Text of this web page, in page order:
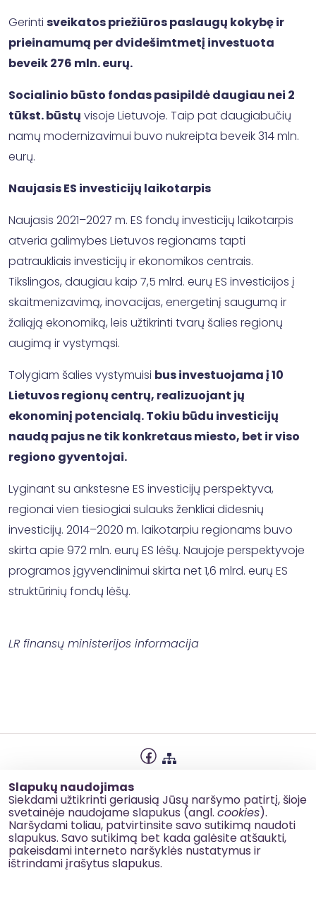
Slapukų naudojimas
Siekdami užtikrinti geriausią Jūsų naršymo patirtį, šioje
svetainėje naudojame slapukus (angl. cookies).
Naršydami toliau, patvirtinsite savo sutikimą naudoti
slapukus. Savo sutikimą bet kada galėsite atšaukti,
pakeisdami interneto naršyklės nustatymus ir
ištrindami įrašytus slapukus.
Gerinti sveikatos priežiūros paslaugų kokybę ir
prieinamumą per dvidešimtmetį investuota
beveik 276 mln. eurų.
Socialinio būsto fondas pasipildė daugiau nei 2
tūkst. būstų visoje Lietuvoje. Taip pat daugiabučių
namų modernizavimui buvo nukreipta beveik 314 mln.
eurų.
Naujasis ES investicijų laikotarpis
Naujasis 2021–2027 m. ES fondų investicijų laikotarpis
atveria galimybes Lietuvos regionams tapti
patraukliais investicijų ir ekonomikos centrais.
Tikslingos, daugiau kaip 7,5 mlrd. eurų ES investicijos į
skaitmenizavimą, inovacijas, energetinį saugumą ir
žaliąją ekonomiką, leis užtikrinti tvarų šalies regionų
augimą ir vystymąsi.
Tolygiam šalies vystymuisi bus investuojama į 10
Lietuvos regionų centrų, realizuojant jų
ekonominį potencialą. Tokiu būdu investicijų
naudą pajus ne tik konkretaus miesto, bet ir viso
regiono gyventojai.
Lyginant su ankstesne ES investicijų perspektyva,
regionai vien tiesiogiai sulauks ženkliai didesnių
investicijų. 2014–2020 m. laikotarpiu regionams buvo
skirta apie 972 mln. eurų ES lėšų. Naujoje perspektyvoje
programos įgyvendinimui skirta net 1,6 mlrd. eurų ES
struktūrinių fondų lėšų.
LR finansų ministerijos informacija
Slapukų naudojimas
Korupcijos prevencija
Kontaktai